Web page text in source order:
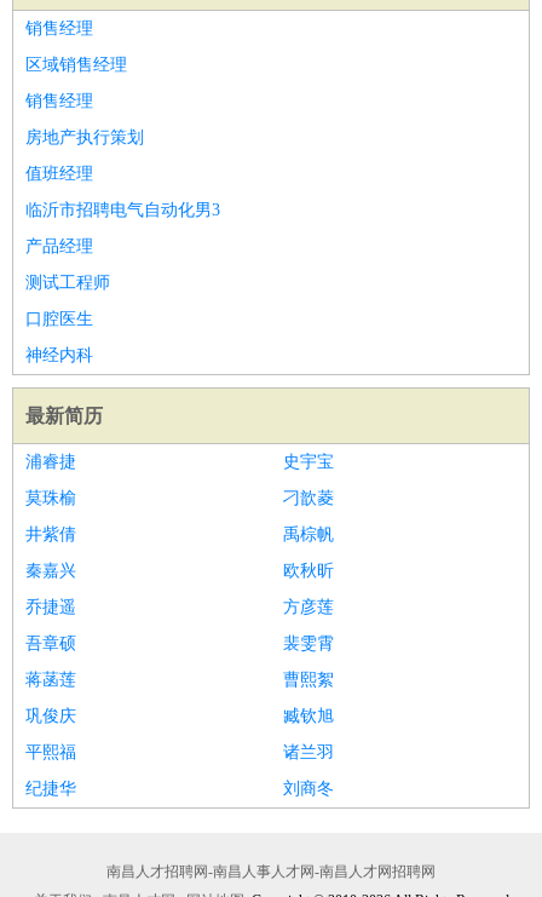
销售经理
区域销售经理
销售经理
房地产执行策划
值班经理
临沂市招聘电气自动化男3
产品经理
测试工程师
口腔医生
神经内科
最新简历
浦睿捷
史宇宝
莫珠榆
刁歆菱
井紫倩
禹棕帆
秦嘉兴
欧秋昕
乔捷遥
方彦莲
吾章硕
裴雯霄
蒋菡莲
曹熙絮
巩俊庆
臧钦旭
平熙福
诸兰羽
纪捷华
刘商冬
南昌人才招聘网-南昌人事人才网-南昌人才网招聘网